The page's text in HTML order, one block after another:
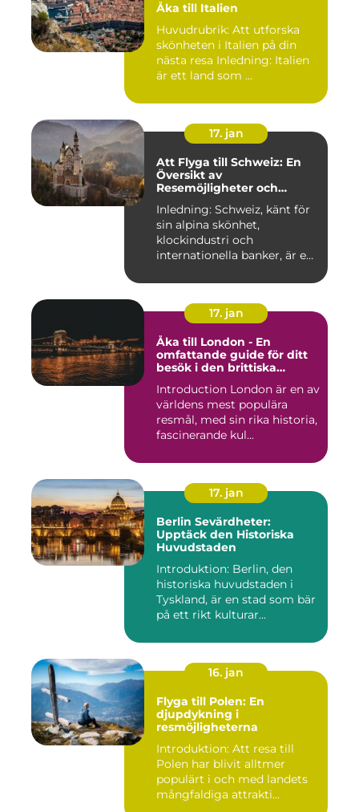
Åka till Italien
Huvudrubrik: Att utforska
skönheten i Italien på din
nästa resa Inledning: Italien
är ett land som ...
17. jan
Att Flyga till Schweiz: En
Översikt av
Resemöjligheter och
Nackdelar
Inledning: Schweiz, känt för
sin alpina skönhet,
klockindustri och
internationella banker, är en
17. jan
Åka till London - En
omfattande guide för ditt
besök i den brittiska
Introduction London är en av
världens mest populära
resmål, med sin rika historia,
fascinerande kul...
17. jan
Berlin Sevärdheter:
Upptäck den Historiska
Huvudstaden
Introduktion: Berlin, den
historiska huvudstaden i
Tyskland, är en stad som bär
på ett rikt kulturar...
16. jan
Flyga till Polen: En
djupdykning i
resmöjligheterna
Introduktion: Att resa till
Polen har blivit alltmer
populärt i och med landets
mångfaldiga attrakti...